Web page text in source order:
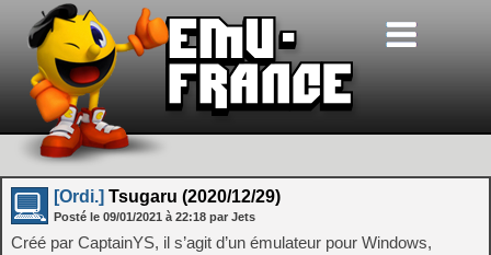
[Ordi.] Tsugaru (2020/12/29)
Posté le 09/01/2021 à 22:18 par Jets
Créé par CaptainYS, il s’agit d’un émulateur pour Windows,